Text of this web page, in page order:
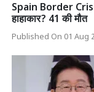
Spain Border
हाहाकार? 41 की मौत
Published On 01 Aug